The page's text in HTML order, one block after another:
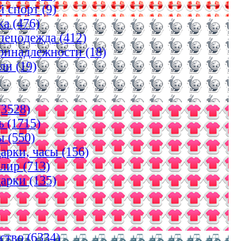
спорт (9)
(476)
(412)
(18)
(19)
(1715)
(550)
часы (156)
(713)
(135)
(6334)